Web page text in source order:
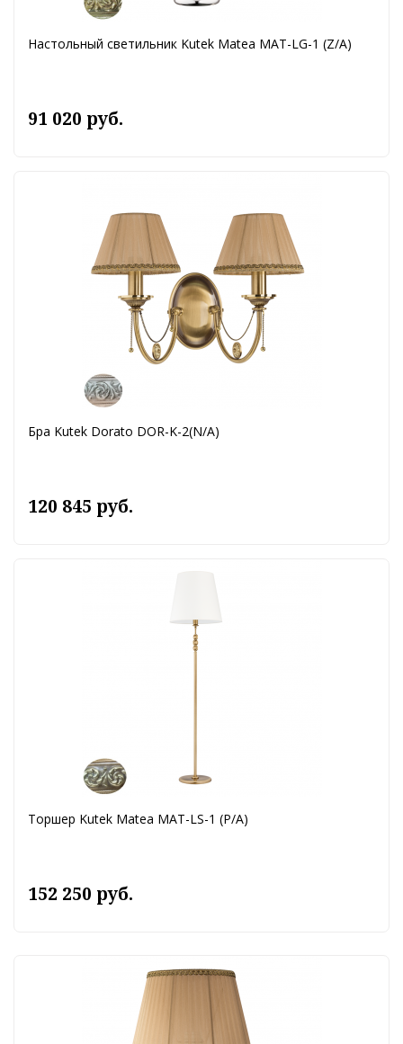
Настольный светильник Kutek Matea MAT-LG-1 (Z/A)
91 020 руб.
Бра Kutek Dorato DOR-K-2(N/A)
120 845 руб.
Торшер Kutek Matea MAT-LS-1 (P/A)
152 250 руб.